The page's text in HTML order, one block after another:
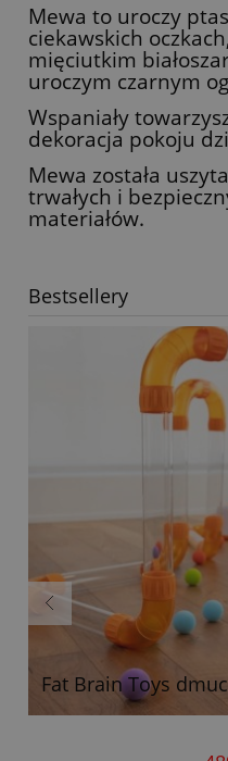
Mewa to uroczy
ciekawskich
mięciutkim
uroczym czarnym
Wspaniały
dekoracja pokoju
Mewa została
trwałych i
materiałów.
Bestsellery
Fat Brain Toys